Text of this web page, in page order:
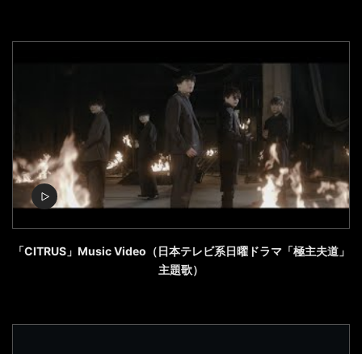
「CITRUS」Music Video（日本テレビ系日曜ドラマ「極主夫道」
主題歌）